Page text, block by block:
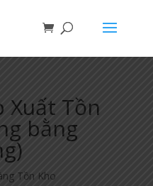
Xuất Tồn
bằng
Tồn Kho